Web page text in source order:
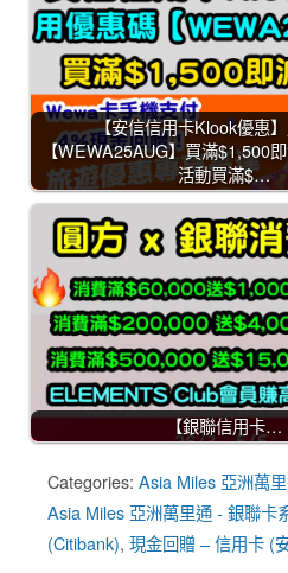
【安信信用卡Klook優惠
【WEWA25AUG】買滿$1,500
活動買滿$…
【銀聯信用卡…
Categories: Asia Miles 亞洲萬
Asia Miles 亞洲萬里通 - 銀聯卡
(Citibank), 現金回贈 – 信用卡 (